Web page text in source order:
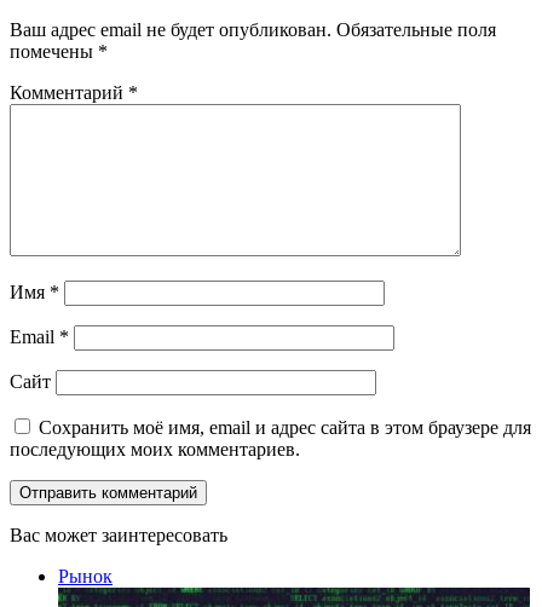
Ваш адрес email не будет опубликован. Обязательные поля
помечены *
Комментарий *
Имя *
Email *
Сайт
Сохранить моё имя, email и адрес сайта в этом браузере для
последующих моих комментариев.
Вас может заинтересовать
Рынок